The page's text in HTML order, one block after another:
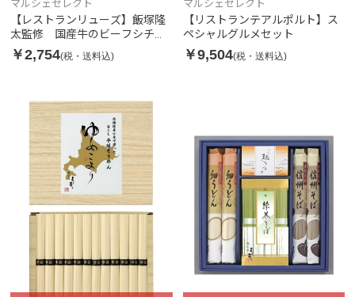
マルシェセレクト
【レストランリューズ】飯塚隆
太監修 国産牛のビーフシチュ
ー
￥2,754(税・送料込)
マルシェセレクト
【リストランテアルポルト】ス
ペシャルグルメセット
￥9,504(税・送料込)